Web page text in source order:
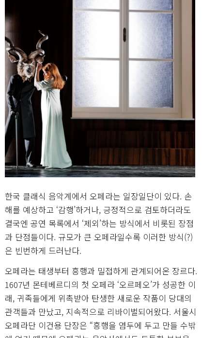
한국 클래식 음악계에서 오페라는 일장일단이 있다. 손
해를 예상하고 ‘감행’하거나, 긍정적으로 검토하더라도
결국엔 공연 목록에서 ‘제외’하는 방식에서 비롯된 장점
과 단점들이다. 규모가 큰 오페라일수록 이러한 방식(?)
은 빈번하게 드러난다.
오페라는 태생부터 흥행과 밀접하게 관계되어온 장르다.
1607년 몬테베르디의 첫 오페라 ‘오르페오’가 성공한 이
래, 귀족들에게 위촉받아 탄생한 새로운 작품이 당대의
관객들과 만났고, 지속적으로 리바이벌되어왔다. 서울시
오페라단 이건용 단장은 “흥행을 염두에 두고 만들 수밖